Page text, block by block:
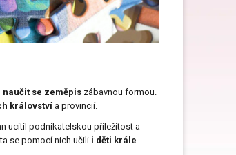
Dárky ke Dni matek
Dárky k narozeninám
Dárky na svatbu
naučit se zeměpiszábavnou formou.
království a provincií.
ucítil podnikatelskou příležitost a
se pomocí nich učili i děti krále